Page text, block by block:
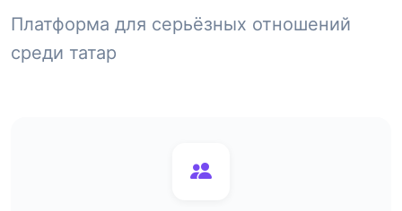
Платформа для серьёзных отношений
среди татар